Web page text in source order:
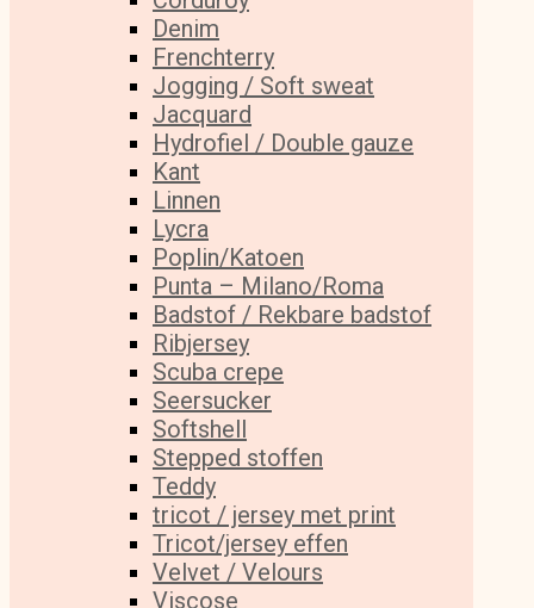
Denim
Frenchterry
Jogging / Soft sweat
Jacquard
Hydrofiel / Double gauze
Kant
Linnen
Lycra
Poplin/Katoen
Punta – Milano/Roma
Badstof / Rekbare badstof
Ribjersey
Scuba crepe
Seersucker
Softshell
Stepped stoffen
Teddy
tricot / jersey met print
Tricot/jersey effen
Velvet / Velours
Viscose